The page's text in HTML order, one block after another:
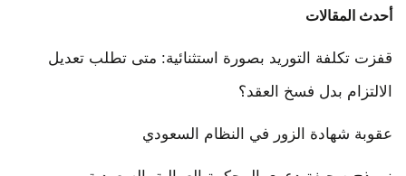
أحدث المقالات
قفزت تكلفة التوريد بصورة استثنائية: متى تطلب تعديل
الالتزام بدل فسخ العقد؟
عقوبة شهادة الزور في النظام السعودي